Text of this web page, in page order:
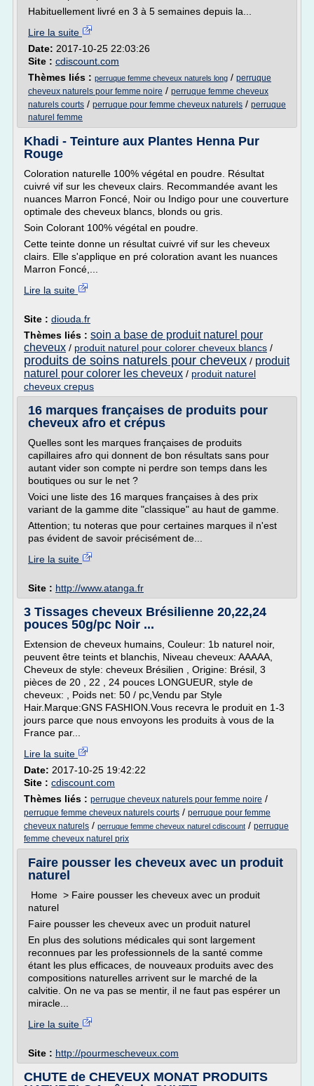
Habituellement livré en 3 à 5 semaines depuis la...
Lire la suite
Date: 2017-10-25 22:03:26
Site : cdiscount.com
Thèmes liés : perruque femme cheveux naturels long / perruque
cheveux naturels pour femme noire / perruque femme cheveux
naturels courts / perruque pour femme cheveux naturels / perruque
naturel femme
Khadi - Teinture aux Plantes Henna Pur
Rouge
Coloration naturelle 100% végétal en poudre. Résultat
cuivré vif sur les cheveux clairs. Recommandée avant les
nuances Marron Foncé, Noir ou Indigo pour une couverture
optimale des cheveux blancs, blonds ou gris.
Soin Colorant 100% végétal en poudre.
Cette teinte donne un résultat cuivré vif sur les cheveux
clairs. Elle s'applique en pré coloration avant les nuances
Marron Foncé,...
Lire la suite
Site : diouda.fr
Thèmes liés : soin a base de produit naturel pour
cheveux / produit naturel pour colorer cheveux blancs /
produits de soins naturels pour cheveux / produit
naturel pour colorer les cheveux / produit naturel
cheveux crepus
16 marques françaises de produits pour
cheveux afro et crépus
Quelles sont les marques françaises de produits
capillaires afro qui donnent de bon résultats sans pour
autant vider son compte ni perdre son temps dans les
boutiques ou sur le net ?
Voici une liste des 16 marques françaises à des prix
variant de la gamme dite "classique" au haut de gamme.
Attention; tu noteras que pour certaines marques il n'est
pas évident de savoir précisément de...
Lire la suite
Site : http://www.atanga.fr
3 Tissages cheveux Brésilienne 20,22,24
pouces 50g/pc Noir ...
Extension de cheveux humains, Couleur: 1b naturel noir,
peuvent être teints et blanchis, Niveau cheveux: AAAAA,
Cheveux de style: cheveux Brésilien , Origine: Brésil, 3
pièces de 20 , 22 , 24 pouces LONGUEUR, style de
cheveux: , Poids net: 50 / pc,Vendu par Style
Hair.Marque:GNS FASHION.Vous recevra le produit en 1-3
jours parce que nous envoyons les produits à vous de la
France par...
Lire la suite
Date: 2017-10-25 19:42:22
Site : cdiscount.com
Thèmes liés : perruque cheveux naturels pour femme noire /
perruque femme cheveux naturels courts / perruque pour femme
cheveux naturels / perruque femme cheveux naturel cdiscount / perruque
femme cheveux naturel prix
Faire pousser les cheveux avec un produit
naturel
Home > Faire pousser les cheveux avec un produit
naturel
Faire pousser les cheveux avec un produit naturel
En plus des solutions médicales qui sont largement
reconnues par les professionnels de la santé comme
étant les plus efficaces, de nouveaux produits avec des
compositions naturelles arrivent sur le marché de la
calvitie. On ne va pas se mentir, il ne faut pas espérer un
miracle...
Lire la suite
Site : http://pourmescheveux.com
CHUTE de CHEVEUX MONAT PRODUITS